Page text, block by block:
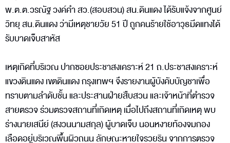
พ.ต.ต.วรณัฐ วงค์คำ สว.(สอบสวน) สน.ดินแดง ได้รับแจ้งจากศูนย์
วิทยุ สน.ดินแดง ว่ามีเหตุชายวัย 51 ปี ถูกคนร้ายใช้อาวุธมีดแทงได้
รับบาดเจ็บสาหัส
เหตุเกิดที่บริเวณ ปากซอยประชาสงเคราะห์ 21 ถ.ประชาสงเคราะห์
แขวงดินแดง เขตดินแดง กรุงเทพฯ จึงรายงานผู้บังคับบัญชาเพื่อ
ทราบตามลำดับชั้น และประสานฝ่ายสืบสวน และเจ้าหน้าที่ตำรวจ
สายตรวจ ร่วมตรวจสถานที่เกิดเหตุ เมื่อไปถึงสถานที่เกิดเหตุ พบ
ร่างนายเสนีย์ (สงวนนามสกุล) ผู้บาดเจ็บ นอนหงายท้องจมกอง
เลือดอยู่บริเวณพื้นผิวถนน ลักษณะหายใจรวยริน จากการตรวจ